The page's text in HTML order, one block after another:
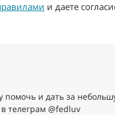
и даете
и дать за
телеграм @fedluv